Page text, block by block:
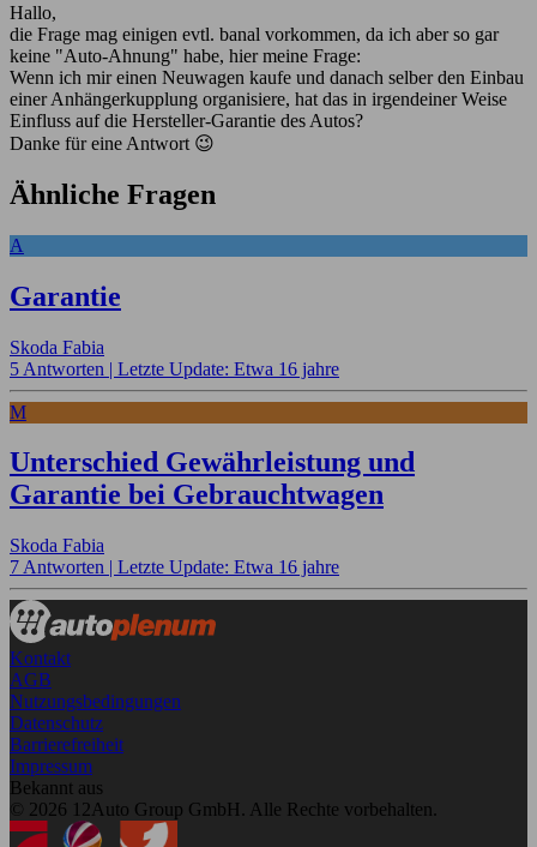
Hallo,
die Frage mag einigen evtl. banal vorkommen, da ich aber so gar
keine "Auto-Ahnung" habe, hier meine Frage:
Wenn ich mir einen Neuwagen kaufe und danach selber den Einbau
einer Anhängerkupplung organisiere, hat das in irgendeiner Weise
Einfluss auf die Hersteller-Garantie des Autos?
Danke für eine Antwort 😉
Ähnliche Fragen
A
Garantie
Skoda Fabia
5 Antworten | Letzte Update: Etwa 16 jahre
M
Unterschied Gewährleistung und
Garantie bei Gebrauchtwagen
Skoda Fabia
7 Antworten | Letzte Update: Etwa 16 jahre
Kontakt
AGB
Nutzungsbedingungen
Datenschutz
Barrierefreiheit
Impressum
Bekannt aus
© 2026 12Auto Group GmbH. Alle Rechte vorbehalten.